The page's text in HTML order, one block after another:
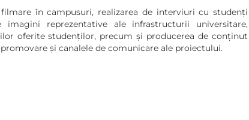
în campusuri, realizarea de interviuri cu studenți
imagini reprezentative ale infrastructurii universitare,
oferite studenților, precum și producerea de conținut
și canalele de comunicare ale proiectului.